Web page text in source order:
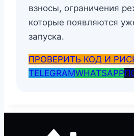
взносы, ограничения
которые появляются
запуска.
ПРОВЕРИТЬ КОД И
TELEGRAMWHATSAPP